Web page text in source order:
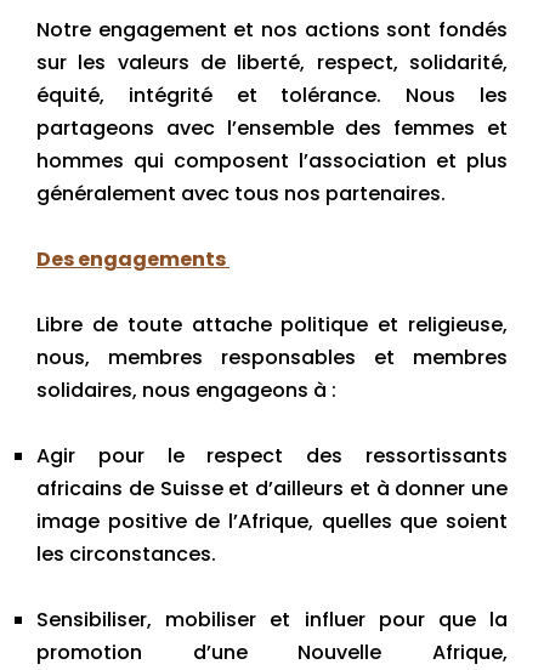
Notre engagement et nos actions sont fondés
sur les valeurs de liberté, respect, solidarité,
équité, intégrité et tolérance. Nous les
partageons avec l’ensemble des femmes et
hommes qui composent l’association et plus
généralement avec tous nos partenaires.
Des engagements
Libre de toute attache politique et religieuse,
nous, membres responsables et membres
solidaires, nous engageons à :
Agir pour le respect des ressortissants
africains de Suisse et d’ailleurs et à donner une
image positive de l’Afrique, quelles que soient
les circonstances.
Sensibiliser, mobiliser et influer pour que la
promotion d’une Nouvelle Afrique,